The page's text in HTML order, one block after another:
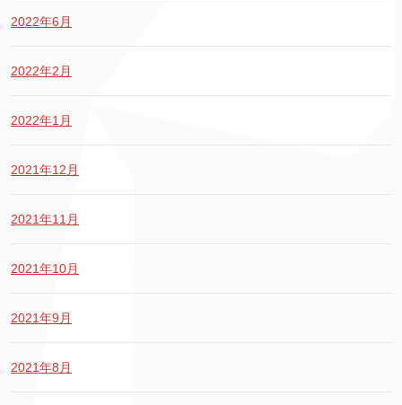
2022年6月
2022年2月
2022年1月
2021年12月
2021年11月
2021年10月
2021年9月
2021年8月